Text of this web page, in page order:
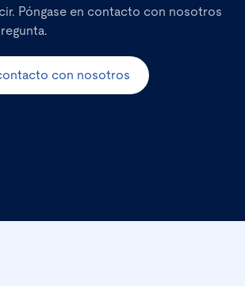
Póngase en contacto con nosotros
con nosotros